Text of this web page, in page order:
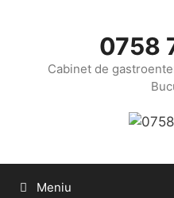
0758
Cabinet de
Meniu